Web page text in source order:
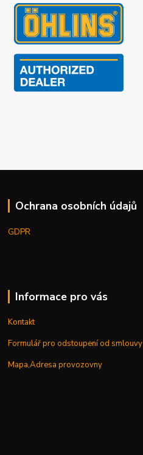
Ochrana osobních údajů
GDPR
Informace pro vás
Kontakt
Formulář pro odstoupení od smlouvy
Mapa,Adresa provozovny